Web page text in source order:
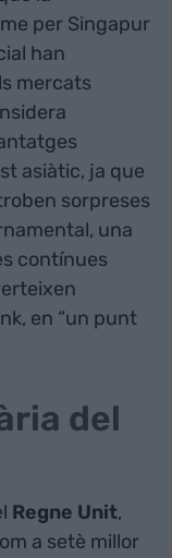
per Singapur
han
mercats
asiàtic, ja que
sorpreses
una
contínues
en “un punt
del
Regne Unit,
a setè millor